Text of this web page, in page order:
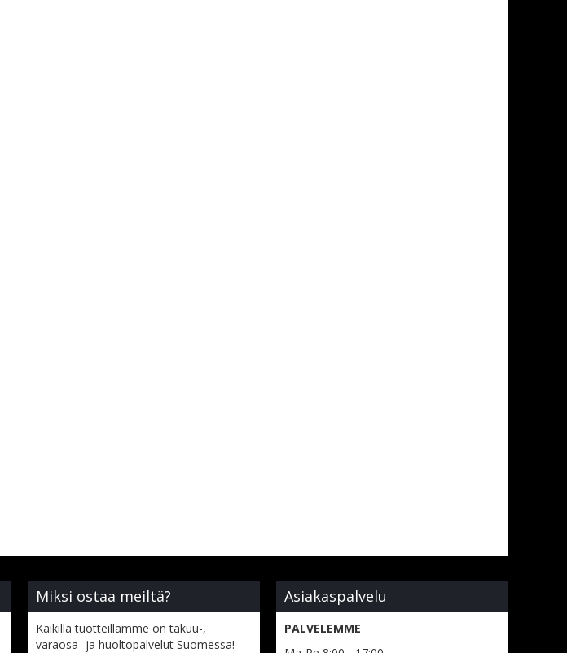
Miksi ostaa meiltä?
Kaikilla tuotteillamme on takuu-,
varaosa- ja huoltopalvelut Suomessa!
Asiakaspalvelu
PALVELEMME